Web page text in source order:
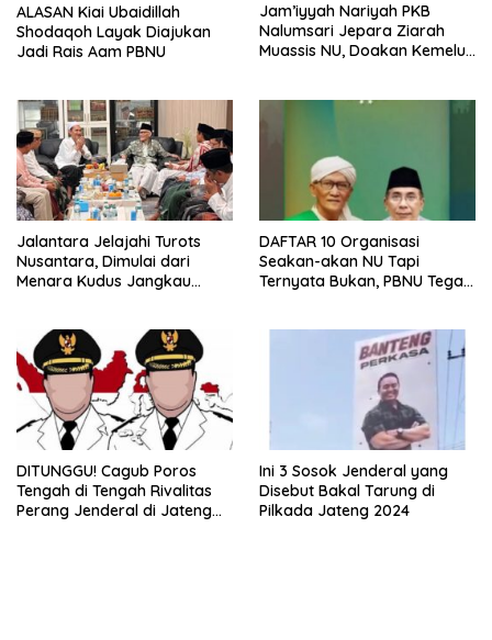
ALASAN Kiai Ubaidillah
Shodaqoh Layak Diajukan
Jadi Rais Aam PBNU
Jam’iyyah Nariyah PKB
Nalumsari Jepara Ziarah
Muassis NU, Doakan Kemelut
Jalantara Jelajahi Turots
Nusantara, Dimulai dari
Menara Kudus Jangkau
DAFTAR 10 Organisasi
Seakan-akan NU Tapi
Ternyata Bukan, PBNU Tegas
DITUNGGU! Cagub Poros
Tengah di Tengah Rivalitas
Perang Jenderal di Jateng
Ini 3 Sosok Jenderal yang
Disebut Bakal Tarung di
Pilkada Jateng 2024